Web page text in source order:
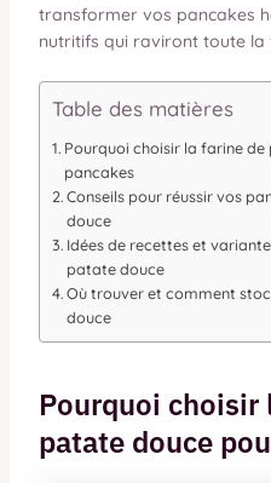
transformer vos pancakes
nutritifs qui raviront toute la
Table des matières
Pourquoi choisir la farine
pancakes
Conseils pour réussir vos
douce
Idées de recettes et
patate douce
Où trouver et comment
douce
Pourquoi choisir
patate douce